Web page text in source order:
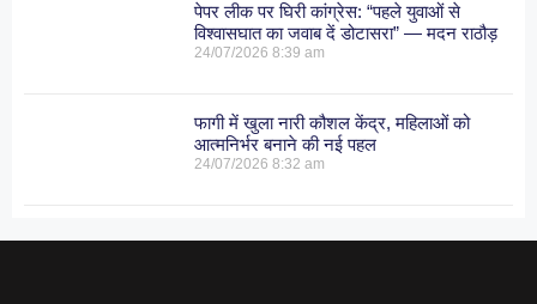
पेपर लीक पर घिरी कांग्रेस: “पहले युवाओं से
विश्वासघात का जवाब दें डोटासरा” — मदन राठौड़
24/07/20268:39 am
फागी में खुला नारी कौशल केंद्र, महिलाओं को
आत्मनिर्भर बनाने की नई पहल
24/07/20268:32 am